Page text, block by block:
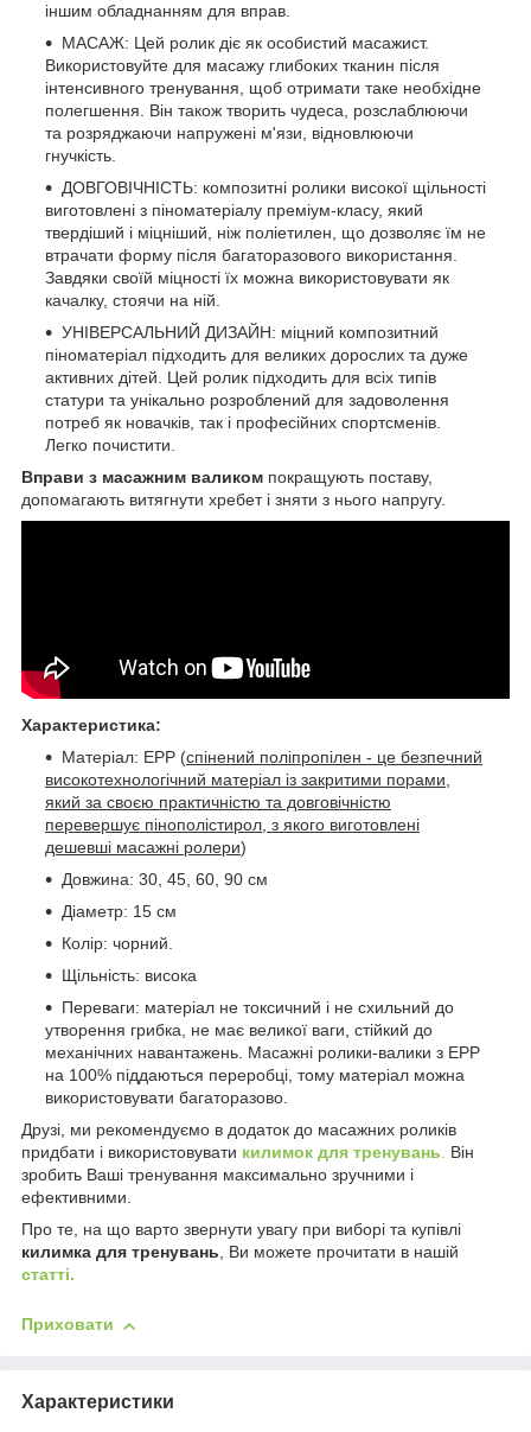
іншим обладнанням для вправ.
МАСАЖ: Цей ролик діє як особистий масажист.
Використовуйте для масажу глибоких тканин після
інтенсивного тренування, щоб отримати таке необхідне
полегшення. Він також творить чудеса, розслаблюючи
та розряджаючи напружені м'язи, відновлюючи
гнучкість.
ДОВГОВІЧНІСТЬ: композитні ролики високої щільності
виготовлені з піноматеріалу преміум-класу, який
твердіший і міцніший, ніж поліетилен, що дозволяє їм не
втрачати форму після багаторазового використання.
Завдяки своїй міцності їх можна використовувати як
качалку, стоячи на ній.
УНІВЕРСАЛЬНИЙ ДИЗАЙН: міцний композитний
піноматеріал підходить для великих дорослих та дуже
активних дітей. Цей ролик підходить для всіх типів
статури та унікально розроблений для задоволення
потреб як новачків, так і професійних спортсменів.
Легко почистити.
Вправи з масажним валиком покращують поставу,
допомагають витягнути хребет і зняти з нього напругу.
Характеристика:
Матеріал: EPP (спінений поліпропілен - це безпечний
високотехнологічний матеріал із закритими порами,
який за своєю практичністю та довговічністю
перевершує пінополістирол, з якого виготовлені
дешевші масажні ролери)
Довжина: 30, 45, 60, 90 см
Діаметр: 15 см
Колір: чорний.
Щільність: висока
Переваги: матеріал не токсичний і не схильний до
утворення грибка, не має великої ваги, стійкий до
механічних навантажень. Масажні ролики-валики з EPP
на 100% піддаються переробці, тому матеріал можна
використовувати багаторазово.
Друзі, ми рекомендуємо в додаток до масажних роликів
придбати і використовувати килимок для тренувань. Він
зробить Ваші тренування максимально зручними і
ефективними.
Про те, на що варто звернути увагу при виборі та купівлі
килимка для тренувань, Ви можете прочитати в нашій
статті.
Приховати
Характеристики